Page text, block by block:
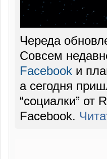
Череда
Совсем
Facebookи
а сегодня
“социалки” от
Facebook.